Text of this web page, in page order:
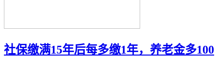
社保缴满15年后每多缴1年，养老金多100